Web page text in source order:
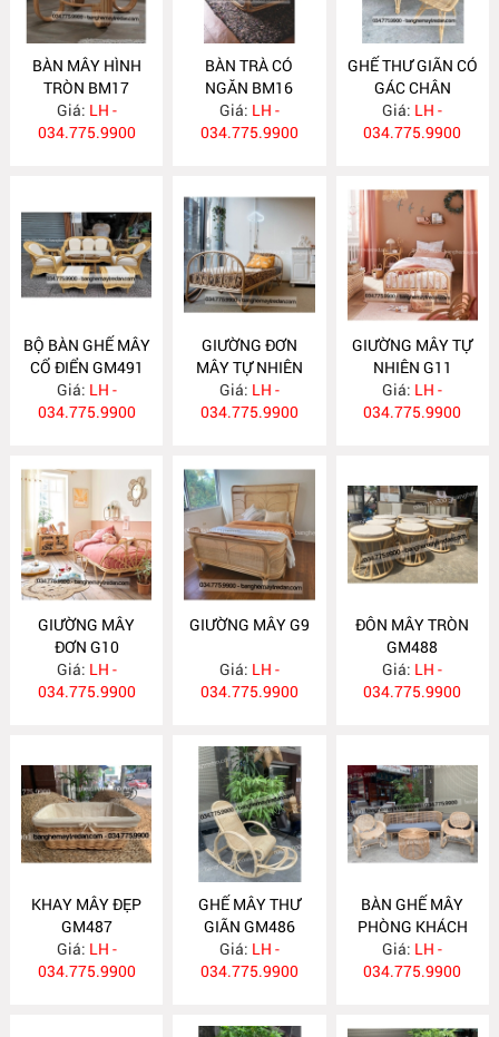
BÀN MÂY HÌNH
TRÒN BM17
Giá: LH -
034.775.9900
BÀN TRÀ CÓ
NGĂN BM16
Giá: LH -
034.775.9900
GHẾ THƯ GIÃN CÓ
GÁC CHÂN
GM492
Giá: LH -
034.775.9900
BỘ BÀN GHẾ MÂY
CỔ ĐIỂN GM491
Giá: LH -
034.775.9900
GIƯỜNG ĐƠN
MÂY TỰ NHIÊN
G12
Giá: LH -
034.775.9900
GIƯỜNG MÂY TỰ
NHIÊN G11
Giá: LH -
034.775.9900
GIƯỜNG MÂY
ĐƠN G10
Giá: LH -
034.775.9900
GIƯỜNG MÂY G9
Giá: LH -
034.775.9900
ĐÔN MÂY TRÒN
GM488
Giá: LH -
034.775.9900
KHAY MÂY ĐẸP
GM487
Giá: LH -
034.775.9900
GHẾ MÂY THƯ
GIÃN GM486
Giá: LH -
034.775.9900
BÀN GHẾ MÂY
PHÒNG KHÁCH
GM485
Giá: LH -
034.775.9900